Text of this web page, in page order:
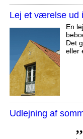
Lej et værelse ud
En
Det
eller
Udlejning af
,,